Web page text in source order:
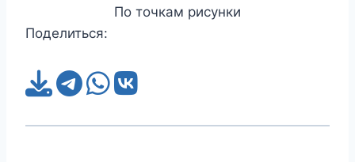
По точкам рисунки
Поделиться: